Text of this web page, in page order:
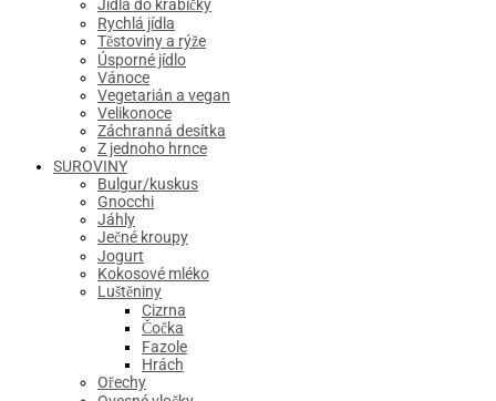
Jídla do krabičky
Rychlá jídla
Těstoviny a rýže
Úsporné jídlo
Vánoce
Vegetarián a vegan
Velikonoce
Záchranná desítka
Z jednoho hrnce
SUROVINY
Bulgur/kuskus
Gnocchi
Jáhly
Ječné kroupy
Jogurt
Kokosové mléko
Luštěniny
Cizrna
Čočka
Fazole
Hrách
Ořechy